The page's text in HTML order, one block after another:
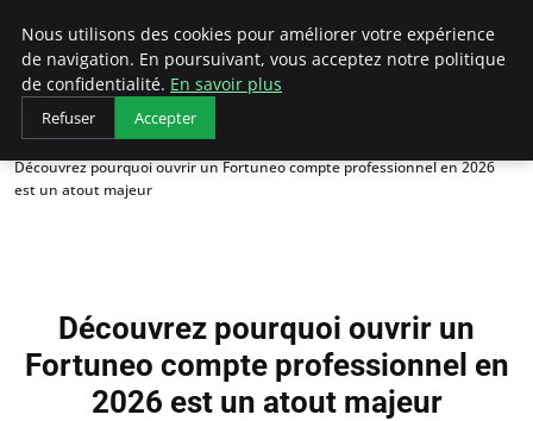
AIESEC France
Accueil
Découvrez pourquoi ouvrir un Fortuneo compte professionnel en 2026
est un atout majeur
Découvrez pourquoi ouvrir un
Fortuneo compte professionnel en
2026 est un atout majeur
Nous utilisons des cookies pour améliorer votre expérience
de navigation. En poursuivant, vous acceptez notre politique
de confidentialité. En savoir plus
Refuser Accepter